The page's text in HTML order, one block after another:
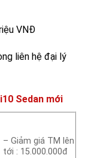
VNĐ
liên hệ đại lý
Sedan mới
– Giảm giá TM lên
tới : 15.000.000đ